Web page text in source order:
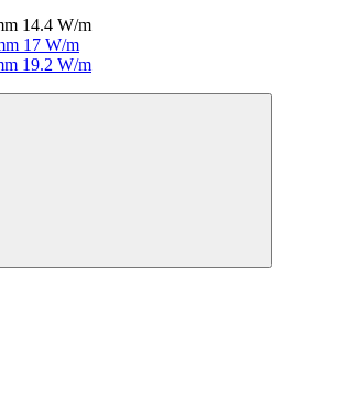
14.4 W/m
17 W/m
19.2 W/m